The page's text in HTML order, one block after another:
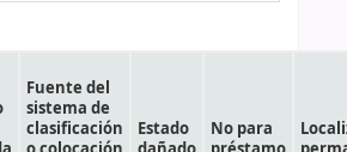
Fuente del
sistema de
clasificación
Estado
No para